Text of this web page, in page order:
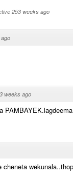
253 weeks ago
weeks ago